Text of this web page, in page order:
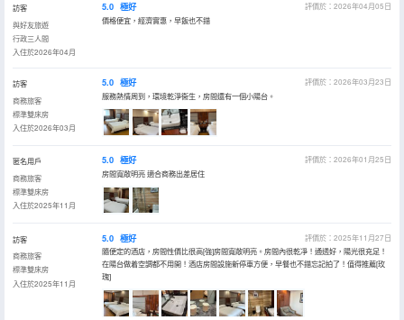
訪客
與好友旅遊
行政三人間
入住於2026年04月
5.0 極好
評價於：2026年04月05日
價格便宜，經濟實惠，早飯也不錯
訪客
商務旅客
標準雙床房
入住於2026年03月
5.0 極好
評價於：2026年03月23日
服務熱情周到，環境乾淨衞生，房間還有一個小陽台。
匿名用戶
商務旅客
標準雙床房
入住於2025年11月
5.0 極好
評價於：2026年01月25日
房間寬敞明亮 適合商務出差居住
訪客
商務旅客
標準雙床房
入住於2025年11月
5.0 極好
評價於：2025年11月27日
隨便定的酒店，房間性價比很高[強]房間寬敞明亮。房間內很乾凈！通透好，陽光很充足！
在陽台做着空調都不用開！酒店房間設施新停車方便，早餐也不錯忘記拍了！值得推薦[玫
瑰]